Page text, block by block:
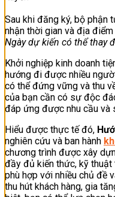
Sau khi đăng ký, bộ phận
nhận thời gian và địa điểm
Ngày dự kiến có thể thay
Khởi nghiệp kinh doanh
hướng đi được nhiều
có thể đứng vững và thu
của bạn cần có sự độc
đáp ứng được nhu cầu và
Hiểu được thực tế đó,
nghiên cứu và ban hành
chương trình được xây
đầy đủ kiến thức, kỹ thuật
phù hợp với nhiều chủ đề
thu hút khách hàng, gia